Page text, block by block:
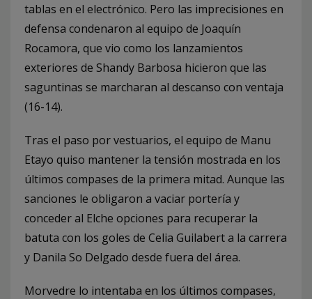
tablas en el electrónico. Pero las imprecisiones en
defensa condenaron al equipo de Joaquín
Rocamora, que vio como los lanzamientos
exteriores de Shandy Barbosa hicieron que las
saguntinas se marcharan al descanso con ventaja
(16-14).
Tras el paso por vestuarios, el equipo de Manu
Etayo quiso mantener la tensión mostrada en los
últimos compases de la primera mitad. Aunque las
sanciones le obligaron a vaciar portería y
conceder al Elche opciones para recuperar la
batuta con los goles de Celia Guilabert a la carrera
y Danila So Delgado desde fuera del área.
Morvedre lo intentaba en los últimos compases,